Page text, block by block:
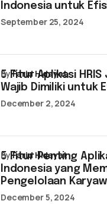
Indonesia untuk
September 25, 2024
5 Fitur Aplikasi
Wajib Dimiliki untuk
byFarid Hidayat
December 2, 2024
5 Fitur Penting
Indonesia yang
Pengelolaan
byFarid Hidayat
December 5, 2024